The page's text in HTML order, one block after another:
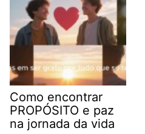
Como encontrar
PROPÓSITO e paz
na jornada da vida